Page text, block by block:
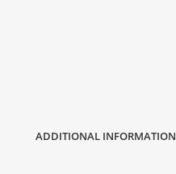
ADDITIONAL INFORMATION